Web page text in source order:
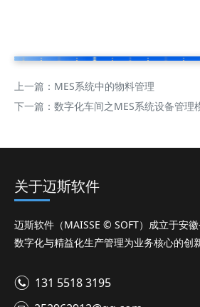
上一篇： MES系统中的物料管理
下一篇： 数字化车间之MES系统设备管理
关于迈斯软件
迈斯软件（MAISSE © SOFT）成立于安
数字化与精益化生产管理为业务核心的创
131 5518 3195